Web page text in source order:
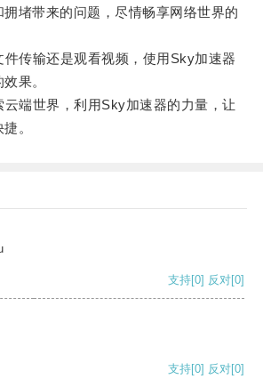
堵带来的问题，尽情畅享网络世界的
传输还是观看视频，使用Sky加速器
果。
端世界，利用Sky加速器的力量，让
。
支持[0] 反对[0]
支持[0] 反对[0]